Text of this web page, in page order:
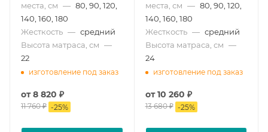
места, см — 80, 90, 120,
140, 160, 180
Жесткость — средний
Высота матраса, см —
22
изготовление под заказ
от8 820 ₽
11 760 ₽ -25%
места, см — 80, 90, 120,
140, 160, 180
Жесткость — средний
Высота матраса, см —
24
изготовление под заказ
от10 260 ₽
13 680 ₽ -25%